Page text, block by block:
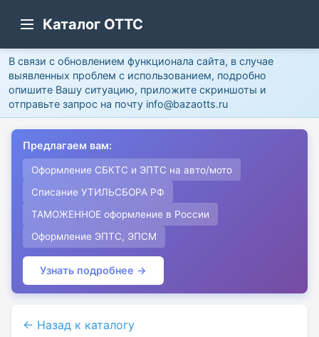
Каталог ОТТС
В связи с обновлением функционала сайта, в случае
выявленных проблем с использованием, подробно
опишите Вашу ситуацию, приложите скриншоты и
отправьте запрос на почту info@bazaotts.ru
Предлагаем вам:
Оформление СБКТС и ЭПТС на авто/мото
Списание УТИЛЬСБОРА РФ
ТАМОЖЕННОЕ оформление в России
Оформление ЭПТС, ЭПСМ
Узнать подробнее →
← Назад к каталогу